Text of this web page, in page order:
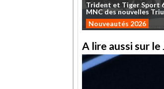
Trident et TigerSport
MNCdesnouvelles
Nouveautés 2026
A lire aussi sur